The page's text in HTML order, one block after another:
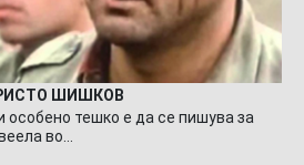
ШИШКОВ
особено тешко е да се пишува за
во…